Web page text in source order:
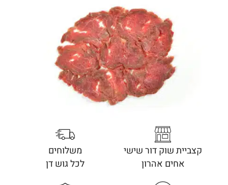
קצביית שוק דור שישי
אחים אהרון
משלוחים
לכל גוש דן